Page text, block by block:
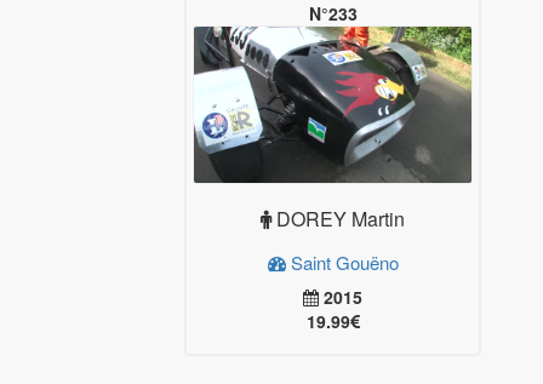
N°233
DOREY Martin
Saint Gouëno
2015
19.99